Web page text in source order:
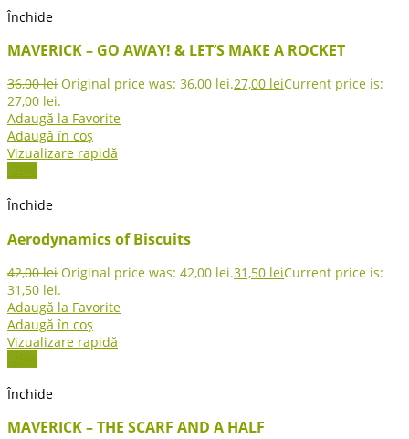
Închide
MAVERICK – GO AWAY! & LET’S MAKE A ROCKET
36,00lei Original price was: 36,00 lei.27,00 leiCurrent price is:
27,00 lei.
Adaugă la Favorite
Adaugă în coș
Vizualizare rapidă
-25%
Închide
Aerodynamics of Biscuits
42,00lei Original price was: 42,00 lei.31,50 leiCurrent price is:
31,50 lei.
Adaugă la Favorite
Adaugă în coș
Vizualizare rapidă
-25%
Închide
MAVERICK – THE SCARF AND A HALF